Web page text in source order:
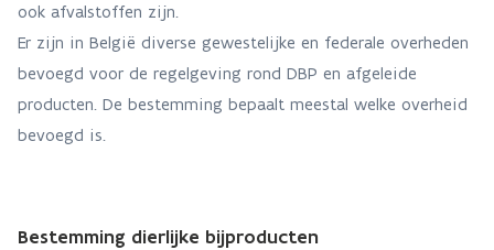
ook afvalstoffen zijn.
Er zijn in België diverse gewestelijke en federale overheden
bevoegd voor de regelgeving rond DBP en afgeleide
producten. De bestemming bepaalt meestal welke overheid
bevoegd is.
Bestemming dierlijke bijproducten